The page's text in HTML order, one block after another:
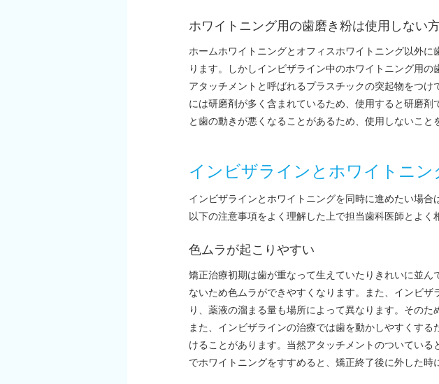
ホワイトニング用の歯磨き粉は使用しない
ホームホワイトニングとオフィスホワイトニング以外
ります。しかしインビザライン中のホワイトニング用
アタッチメントと呼ばれるプラスチックの突起物をつ
には研磨剤が多く含まれているため、使用すると研磨
と歯の動きが悪くなることがあるため、使用しないこと
インビザラインとホワイトニ
インビザラインとホワイトニングを同時に進めたい場
以下の注意事項をよく理解した上で担当歯科医師とよく
色ムラが起こりやすい
矯正治療初期は歯が重なって生えていたりきれいに並
ないため色ムラができやすくなります。また、インビ
り、薬液の溜まる量も場所によって異なります。そのた
また、インビザラインの治療では歯を動かしやすくす
けることがあります。当然アタッチメントのついてい
でホワイトニングをすすめると、矯正終了後に外した時